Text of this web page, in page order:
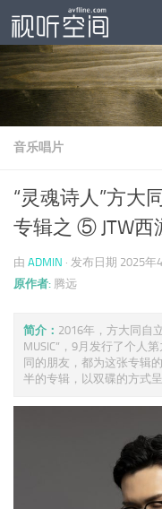
跳至内容
音乐唱片
“灵魂诗人”方大
专辑之 ⑤ JTW西
由 ADMIN · 发布日期 2025年
原作者: 腾远
简介： 2016年，方大同自
MUSIC”，9月发行了个人
同的朋友，都为这张专辑
半的专辑，以双碟的方式